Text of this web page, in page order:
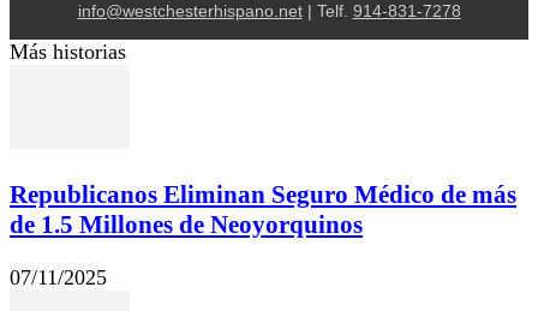
info@westchesterhispano.net| Telf. 914-831-7278
Más historias
Republicanos Eliminan Seguro Médico de más
de 1.5 Millones de Neoyorquinos
07/11/2025